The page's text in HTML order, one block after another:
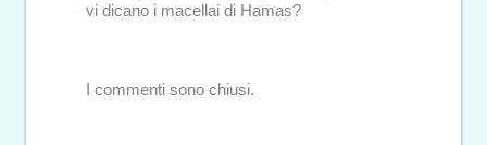
vi dicano i macellai di Hamas?
I commenti sono chiusi.